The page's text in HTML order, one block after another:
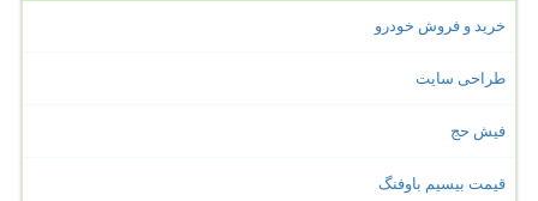
خرید و فروش خودرو
طراحی سایت
فیش حج
قیمت بیسیم باوفنگ